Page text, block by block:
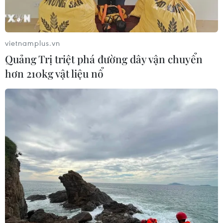
quê hương thứ hai
30/07/2026 12:00
Nơi tiếng mẹ đẻ được hồi sinh giữa
lòng nước Đức
30/07/2026 08:18
Kiều bào tại Đức hơn 10 năm dành
nhà miễn phí cho con em chiến sỹ
Trường Sa
30/07/2026 02:03
Phát huy nguồn lực người Việt ở
vietnamplus.vn
Quảng Trị triệt phá đường dây vận chuyển
hơn 210kg vật liệu nổ